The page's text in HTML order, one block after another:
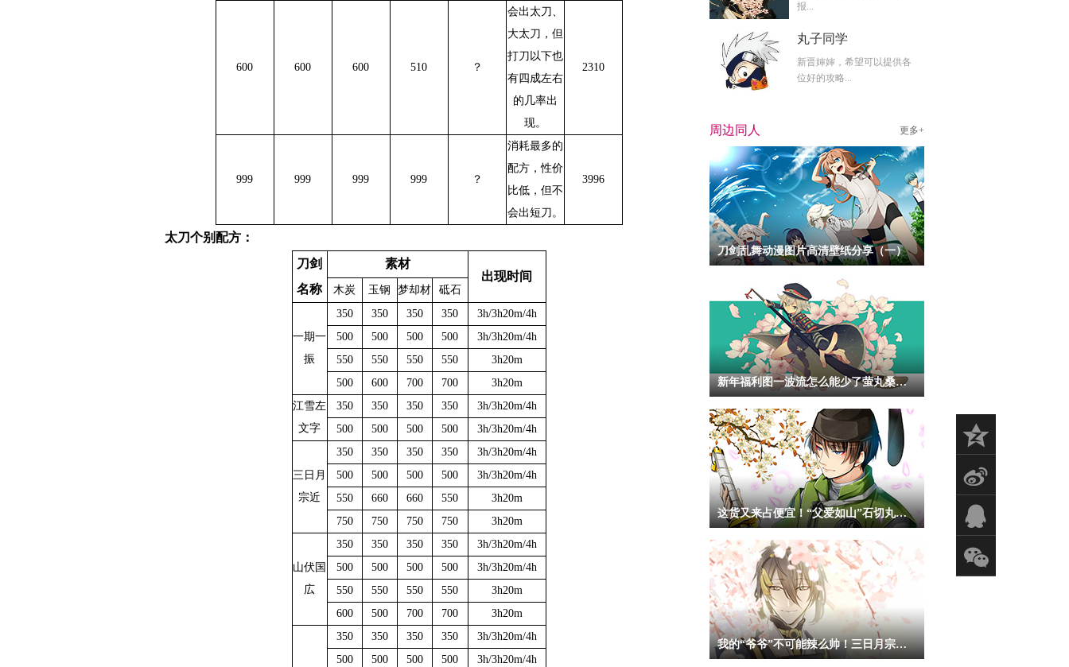
600 600 600 510 ？
会出太刀、
大太刀，但
打刀以下也
有四成左右
的几率出
现。
2310
999 999 999 999 ？
消耗最多的
配方，性价
比低，但不
会出短刀。
3996
太刀个别配方：
刀剑
名称
素材
出现时间
木炭 玉钢 梦却材 砥石
一期一
振
350 350 350 350
3h/3h20m/4h
500
500 500 500
3h/3h20m/4h
550
550 550 550
3h20m
500
600 700 700
3h20m
江雪左
文字
350 350 350 350
3h/3h20m/4h
500
500 500 500 3h/3h20m/4h
三日月
宗近
350 350 350 350
3h/3h20m/4h
500
500 500 500
3h/3h20m/4h
550
660 660 550
3h20m
750
750 750 750 3h20m
山伏国
広
350 350 350 350
3h/3h20m/4h
500
500 500 500
3h/3h20m/4h
550
550 550 550
3h20m
600
500 700 700 3h20m
350 350 350 350
3h/3h20m/4h
500
500 500 500
3h/3h20m/4h
报...
丸子同学
新晋婶婶，希望可以提供各
位好的攻略...
周边同人 更多+
刀剑乱舞动漫图片高清壁纸分享（一）
新年福利图一波流怎么能少了萤丸桑呢！
这货又来占便宜！“父爱如山”石切丸同人图
我的“爷爷”不可能辣么帅！三日月宗近同人赏
z
s
q
x